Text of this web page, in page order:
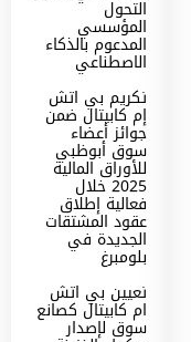
التحول
المؤسسي
المدعوم بالذكاء
الاصطناعي
تكريم بي اتش
إم كابيتال ضمن
جوائز أعضاء
سوق أبوظبي
للأوراق المالية
2025 خلال
فعالية إطلاق
عقود المشتقات
الجديدة في
بلومبرغ
تعيين بي اتش
ام كابيتال كصانع
سوق لإصدار